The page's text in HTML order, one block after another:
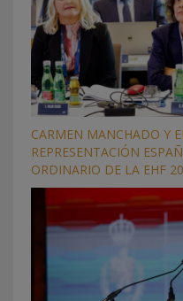
CARMEN MANCHADO Y
REPRESENTACIÓN
ORDINARIO DE LA EHF